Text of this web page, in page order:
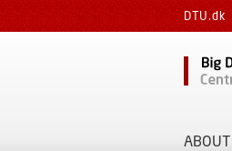
DTU.dk
ABOUT